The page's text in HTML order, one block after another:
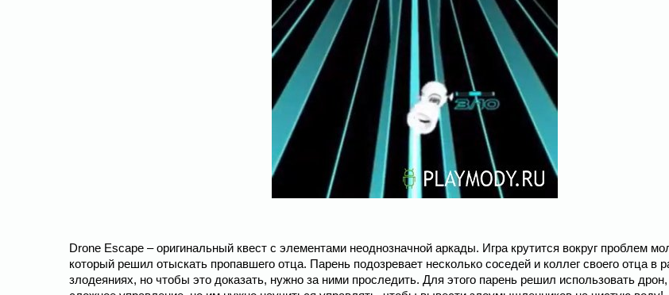
Drone Escape – оригинальный квест с элементами неоднозначной аркады. Игра крутится вокруг проблем
который решил отыскать пропавшего отца. Парень подозревает несколько соседей и коллег своего отца в
злодеяниях, но чтобы это доказать, нужно за ними проследить. Для этого парень решил использовать